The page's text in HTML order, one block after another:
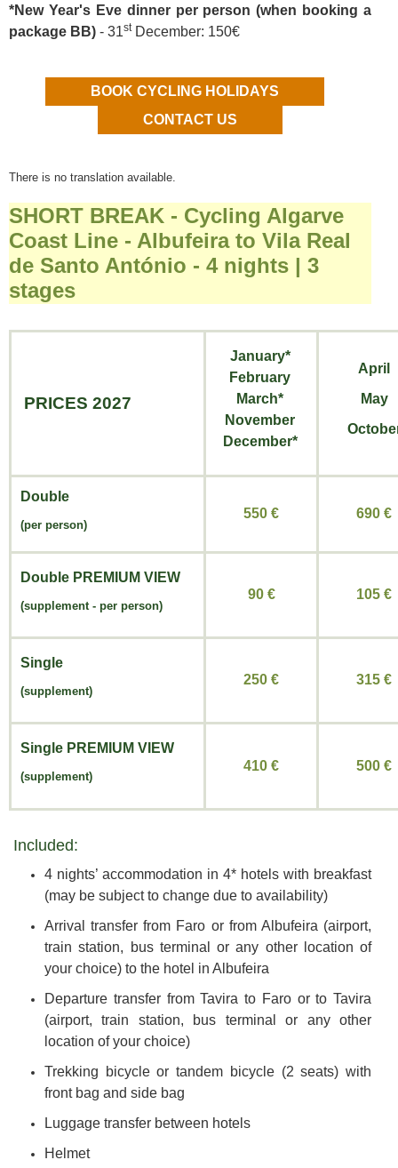
*New Year's Eve dinner per person (when booking a
package BB) - 31stDecember: 150€
BOOK CYCLING HOLIDAYS
CONTACT US
There is no translation available.
SHORT BREAK - Cycling Algarve
Coast Line - Albufeira to Vila Real
de Santo António - 4 nights | 3
stages
PRICES 2027
January*
February
March*
November
December*
April
May
Double
(per person)
550 € 690 €
Double PREMIUM VIEW
(supplement - per person)
90 € 105 €
Single
(supplement)
250 € 315 €
Single PREMIUM VIEW
(supplement)
410 € 500 €
Included:
4 nights’ accommodation in 4* hotels with breakfast
(may be subject to change due to availability)
Arrival transfer from Faro or from Albufeira (airport,
train station, bus terminal or any other location of
your choice) to the hotel in Albufeira
Departure transfer from Tavira to Faro or to Tavira
(airport, train station, bus terminal or any other
location of your choice)
Trekking bicycle or tandem bicycle (2 seats) with
front bag and side bag
Luggage transfer between hotels
Helmet